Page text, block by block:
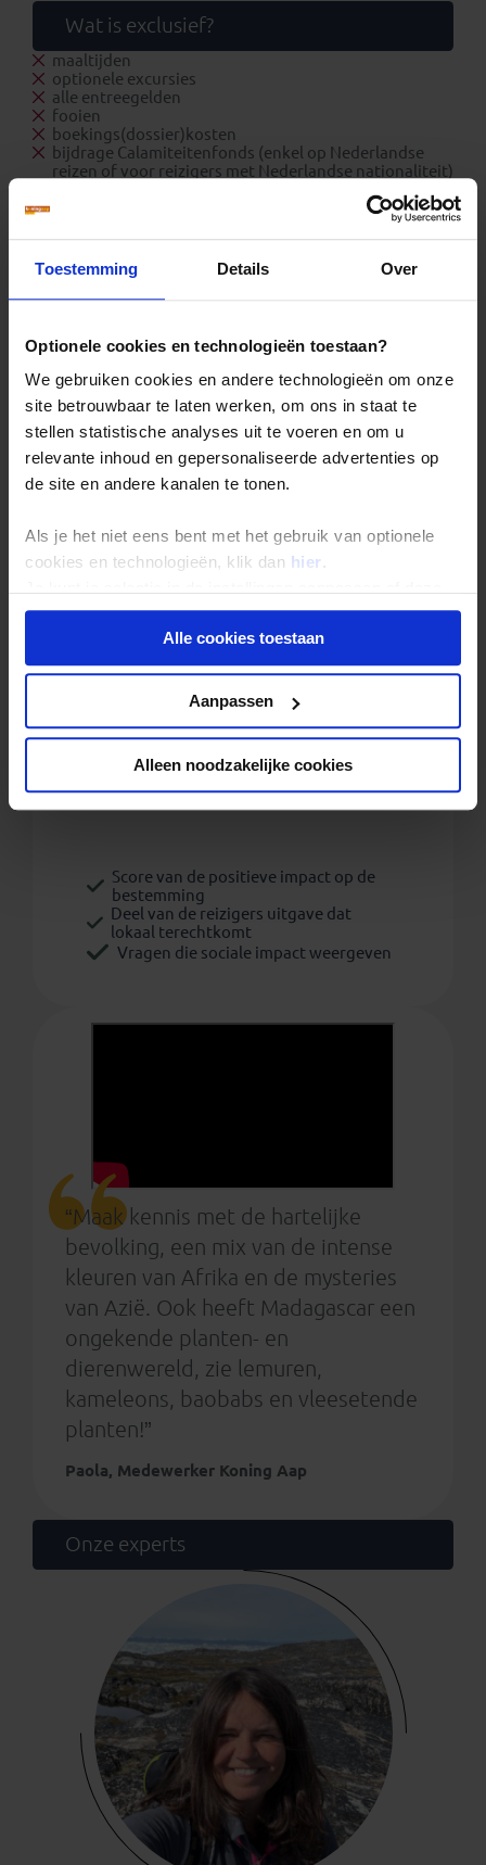
Toestemming Details Over
Optionele cookies en technologieën toestaan?
We gebruiken cookies en andere technologieën om onze
site betrouwbaar te laten werken, om ons in staat te
stellen statistische analyses uit te voeren en om u
relevante inhoud en gepersonaliseerde advertenties op
de site en andere kanalen te tonen.
Als je het niet eens bent met het gebruik van optionele
cookies en technologieën, klik dan hier .
onder aan de pagina op elk gewenst moment voor de
toekomst wijzigen.Alle cookies toestaan
Aanpassen
Alleen noodzakelijke cookies
Wat is exclusief?
maaltijden
optionele excursies
alle entreegelden
fooien
boekings(dossier)kosten
bijdrage Calamiteitenfonds (enkel op Nederlandse
reizen of voor reizigers met Nederlandse nationaliteit)
visumkosten
Extra
Local Impact Score
van deze reis:45 /
100
Wat houdt dit cijfer in?
Score van de positieve impact op de
bestemming
Deel van de reizigers uitgave dat
lokaal terechtkomt
Vragen die sociale impact weergeven
“Maak kennis met de hartelijke
bevolking, een mix van de intense
kleuren van Afrika en de mysteries
van Azië. Ook heeft Madagascar een
ongekende planten- en
dierenwereld, zie lemuren,
kameleons, baobabs en vleesetende
planten!”
Paola, Medewerker Koning Aap
Onze experts